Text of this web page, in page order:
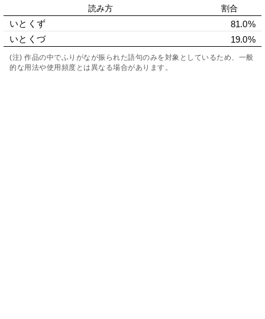
読み方 割合
いとくず
81.0%
いとくづ
19.0%
(注) 作品の中でふりがなが振られた語句のみを対象としているため、一般
的な用法や使用頻度とは異なる場合があります。